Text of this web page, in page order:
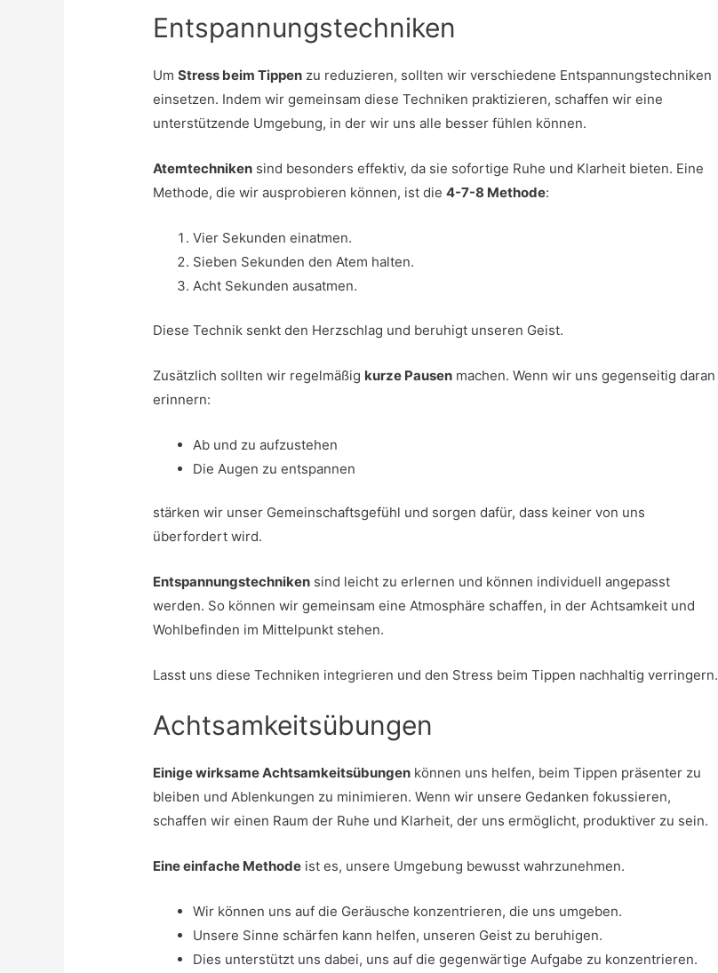
Entspannungstechniken
UmStress beim Tippen zu reduzieren, sollten wir verschiedene Entspannungstechniken
einsetzen. Indem wir gemeinsam diese Techniken praktizieren, schaffen wir eine
unterstützende Umgebung, in der wir uns alle besser fühlen können.
Atemtechniken sind besonders effektiv, da sie sofortige Ruhe und Klarheit bieten. Eine
Methode, die wir ausprobieren können, ist die4-7-8 Methode:
Vier Sekunden einatmen.
Sieben Sekunden den Atem halten.
Acht Sekunden ausatmen.
Diese Technik senkt den Herzschlag und beruhigt unseren Geist.
Zusätzlich sollten wir regelmäßig kurze Pausen machen. Wenn wir uns gegenseitig daran
erinnern:
Ab und zu aufzustehen
Die Augen zu entspannen
stärken wir unser Gemeinschaftsgefühl und sorgen dafür, dass keiner von uns
überfordert wird.
Entspannungstechniken sind leicht zu erlernen und können individuell angepasst
werden. So können wir gemeinsam eine Atmosphäre schaffen, in der Achtsamkeit und
Wohlbefinden im Mittelpunkt stehen.
Lasst uns diese Techniken integrieren und den Stress beim Tippen nachhaltig verringern.
Achtsamkeitsübungen
Einige wirksame Achtsamkeitsübungen können uns helfen, beim Tippen präsenter zu
bleiben und Ablenkungen zu minimieren. Wenn wir unsere Gedanken fokussieren,
schaffen wir einen Raum der Ruhe und Klarheit, der uns ermöglicht, produktiver zu sein.
Eine einfache Methode ist es, unsere Umgebung bewusst wahrzunehmen.
Wir können uns auf die Geräusche konzentrieren, die uns umgeben.
Unsere Sinne schärfen kann helfen, unseren Geist zu beruhigen.
Dies unterstützt uns dabei, uns auf die gegenwärtige Aufgabe zu konzentrieren.